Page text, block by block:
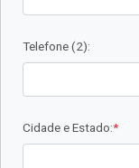
Telefone (2):
Cidade e Estado:*